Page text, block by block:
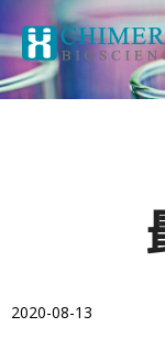
2020-08-13